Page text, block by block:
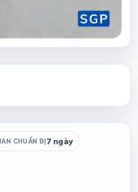
CHUẨN BỊ7 ngày